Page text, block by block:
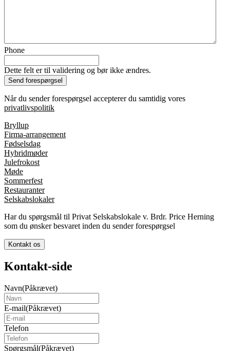
Phone
Dette felt er til validering og bør ikke ændres.
Når du sender forespørgsel accepterer du samtidig vores
privatlivspolitik
Bryllup
Firma-arrangement
Fødselsdag
Hybridmøder
Julefrokost
Møde
Sommerfest
Restauranter
Selskabslokaler
Har du spørgsmål til Privat Selskabslokale v. Brdr. Price Herning
som du ønsker besvaret inden du sender forespørgsel
Kontakt os
Kontakt-side
Navn(Påkrævet)
E-mail(Påkrævet)
Telefon
Spørgsmål(Påkrævet)